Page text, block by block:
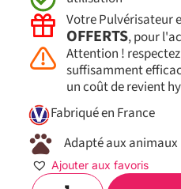
Votre Pulvérisateur
OFFERTS, pour
Attention !
suffisamment
un coût de revient
Fabriqué en France
Adapté aux animaux
Ajouter aux favoris